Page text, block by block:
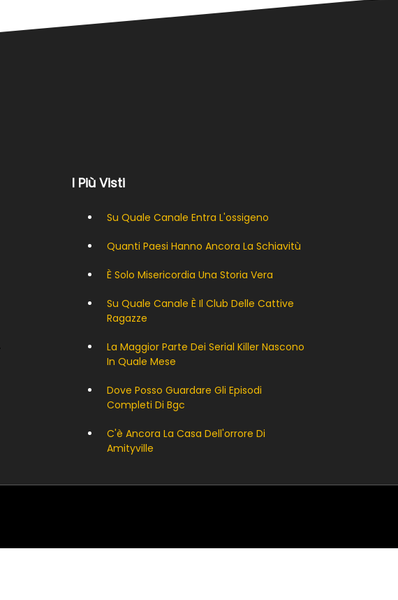
I Più Visti
Su Quale Canale Entra L'ossigeno
Quanti Paesi Hanno Ancora La Schiavitù
È Solo Misericordia Una Storia Vera
Su Quale Canale È Il Club Delle Cattive
Ragazze
La Maggior Parte Dei Serial Killer Nascono
In Quale Mese
Dove Posso Guardare Gli Episodi
Completi Di Bgc
C'è Ancora La Casa Dell'orrore Di
Amityville